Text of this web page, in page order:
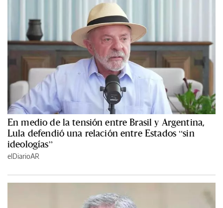
En medio de la tensión entre Brasil y Argentina,
Lula defendió una relación entre Estados “sin
ideologías”
elDiarioAR